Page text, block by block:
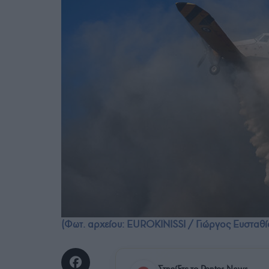
(Φωτ. αρχείου: EUROKINISSI / Γιώργος